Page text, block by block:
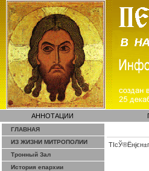
АННОТАЦИИ
ГЛАВНАЯ
ИЗ ЖИЗНИ МИТРОПОЛИИ
Тронный Зал
История епархии